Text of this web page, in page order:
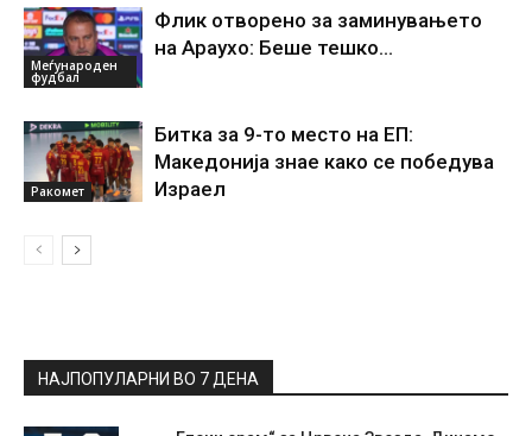
Меѓународен
фудбал
Флик отворено за заминувањето
на Араухо: Беше тешко…
Ракомет
Битка за 9-то место на ЕП:
Македонија знае како се победува
Израел
НАЈПОПУЛАРНИ ВО 7 ДЕНА